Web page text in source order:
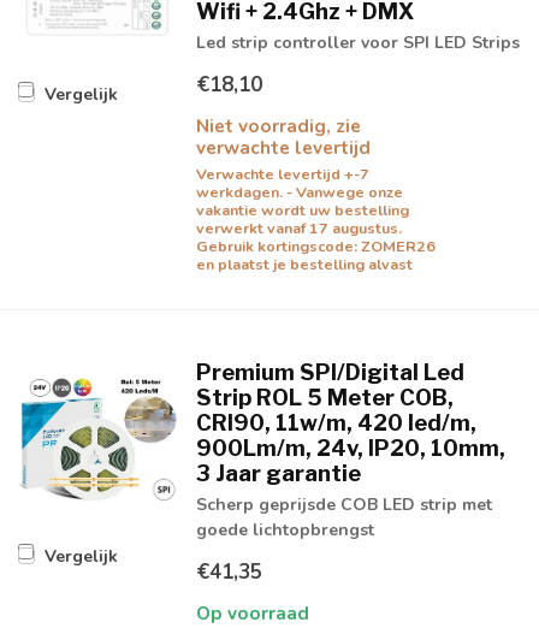
Vergelijk
Wifi + 2.4Ghz + DMX
Led strip controller voor SPI LED Strips
€18,10
Niet voorradig, zie
verwachte levertijd
Verwachte levertijd +-7
werkdagen. - Vanwege onze
vakantie wordt uw bestelling
verwerkt vanaf 17 augustus.
Gebruik kortingscode: ZOMER26
en plaatst je bestelling alvast
Vergelijk
Premium SPI/Digital Led
Strip ROL 5 Meter COB,
CRI90, 11w/m, 420 led/m,
900Lm/m, 24v, IP20, 10mm,
3 Jaar garantie
Scherp geprijsde COB LED strip met
goede lichtopbrengst
€41,35
Op voorraad